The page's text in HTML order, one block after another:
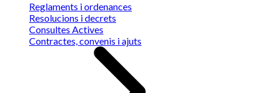
Reglaments i ordenances
Resolucions i decrets
Consultes Actives
Contractes, convenis i ajuts